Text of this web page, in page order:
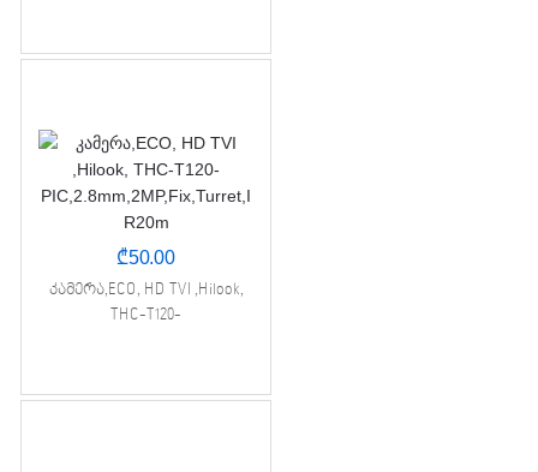
₾50.00
კამერა,ECO, HD TVI ,Hilook,
THC-T120-